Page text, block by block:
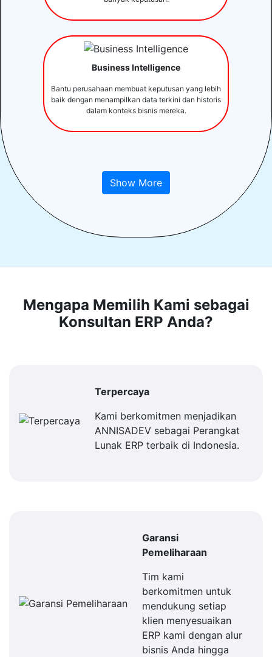
Business Intelligence
Bantu perusahaan membuat keputusan yang lebih
baik dengan menampilkan data terkini dan historis
dalam konteks bisnis mereka.
Show More
Mengapa Memilih Kami sebagai
Konsultan ERP Anda?
Terpercaya
Kami berkomitmen menjadikan
ANNISADEV sebagai Perangkat
Lunak ERP terbaik di Indonesia.
Garansi
Pemeliharaan
Tim kami
berkomitmen untuk
mendukung setiap
klien menyesuaikan
ERP kami dengan alur
bisnis Anda hingga